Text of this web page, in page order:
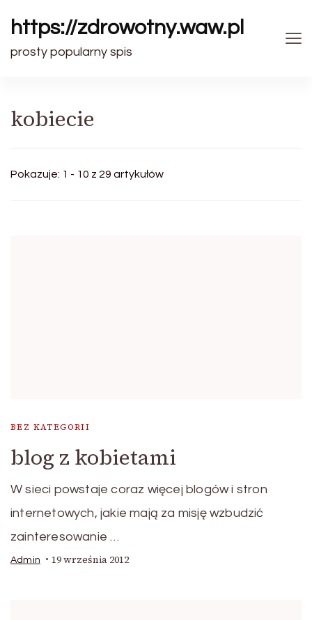
https://zdrowotny.waw.pl
prosty popularny spis
kobiecie
Pokazuje: 1 - 10 z 29 artykułów
BEZ KATEGORII
blog z kobietami
W sieci powstaje coraz więcej blogów i stron
internetowych, jakie mają za misję wzbudzić
zainteresowanie …
Admin 19 września 2012